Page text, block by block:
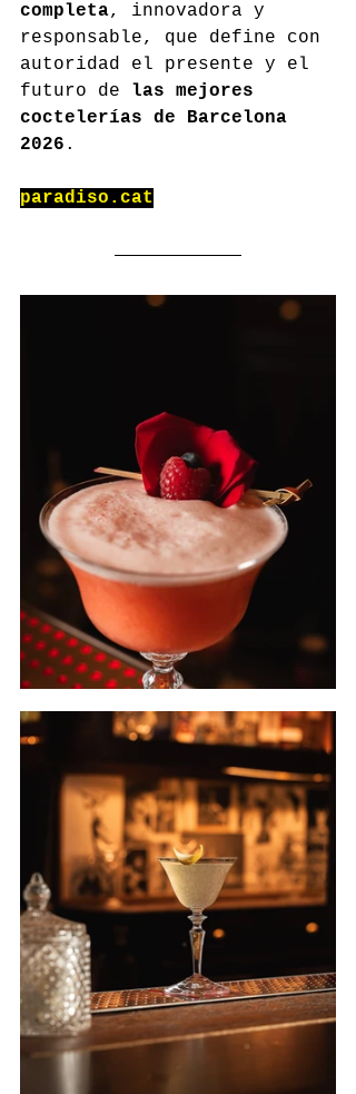
completa, innovadora y
responsable, que define con
autoridad el presente y el
futuro de las mejores
coctelerías de Barcelona
2026 .
paradiso.cat